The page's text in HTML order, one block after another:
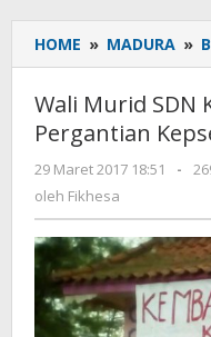
HOME » MADURA »
Wali Murid SDN
Pergantian
29 Maret 2017 18:51
oleh
-
oleh Fikhesa